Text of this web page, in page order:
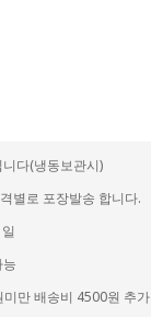
다(냉동보관시)
별로 포장발송 합니다.
만 배송비 4500원 추가